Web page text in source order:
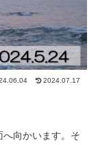
2024.07.17
向かいます。そ